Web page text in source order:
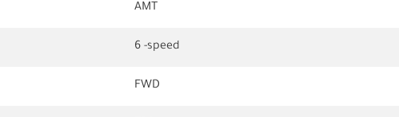
AMT
6 -speed
FWD